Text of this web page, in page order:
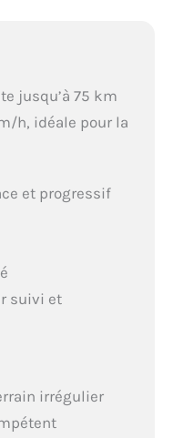
jusqu’à 75 km
h, idéale pour la
et progressif
suivi et
irrégulier